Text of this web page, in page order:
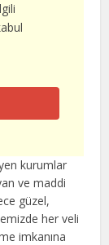
kurumlar
ve maddi
güzel,
her veli
imkanına